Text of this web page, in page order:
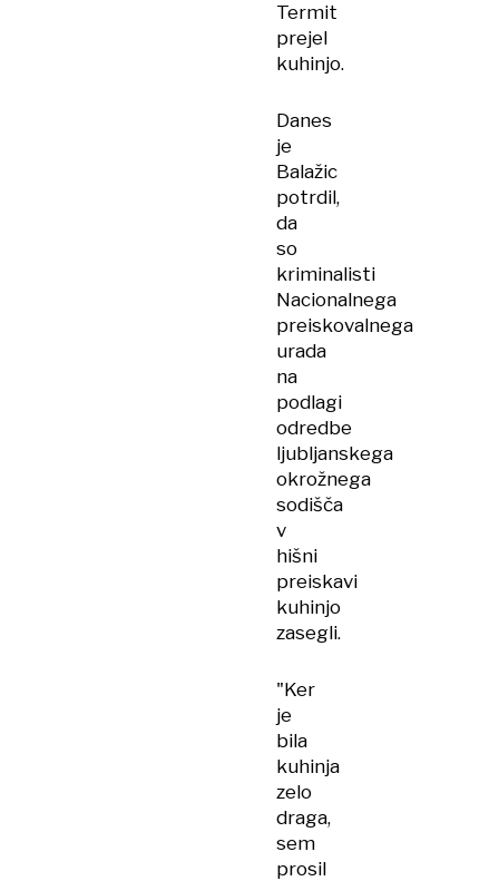
Termit
prejel
kuhinjo.
Danes
je
Balažic
potrdil,
da
so
kriminalisti
Nacionalnega
preiskovalnega
urada
na
podlagi
odredbe
ljubljanskega
okrožnega
sodišča
v
hišni
preiskavi
kuhinjo
zasegli.
"Ker
je
bila
kuhinja
zelo
draga,
sem
prosil